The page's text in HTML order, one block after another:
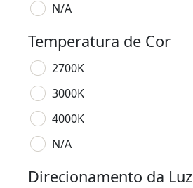
N/A
Temperatura de Cor
2700K
3000K
4000K
N/A
Direcionamento da Luz